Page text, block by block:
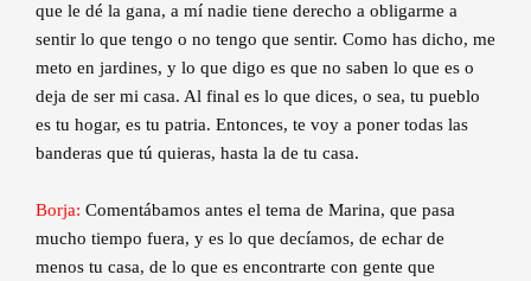
que le dé la gana, a mí nadie tiene derecho a obligarme a
sentir lo que tengo o no tengo que sentir. Como has dicho, me
meto en jardines, y lo que digo es que no saben lo que es o
deja de ser mi casa. Al final es lo que dices, o sea, tu pueblo
es tu hogar, es tu patria. Entonces, te voy a poner todas las
banderas que tú quieras, hasta la de tu casa.
Borja: Comentábamos antes el tema de Marina, que pasa
mucho tiempo fuera, y es lo que decíamos, de echar de
menos tu casa, de lo que es encontrarte con gente que